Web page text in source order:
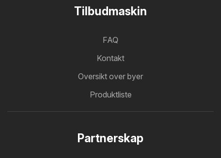
Tilbudmaskin
FAQ
Kontakt
Oversikt over byer
Produktliste
Partnerskap